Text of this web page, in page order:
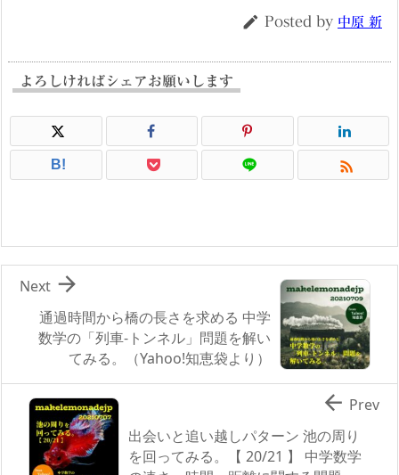
 Posted by 中原 新
よろしければシェアお願いします
B! 
通過時間から橋の長さを求める 中学
数学の「列車-トンネル」問題を解い
てみる。（Yahoo!知恵袋より）

Next
出会いと追い越しパターン 池の周り
を回ってみる。【 20/21 】 中学数学
 Prev